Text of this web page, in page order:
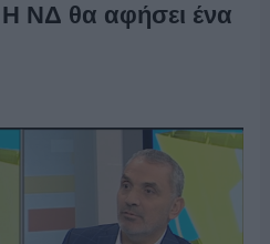
ΝΔ θα αφήσει ένα